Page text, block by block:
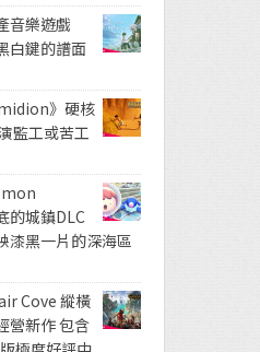
音樂遊戲
白鍵的譜面
》硬核
監工或苦工
的城鎮DLC
漆黑一片的深海區
Cove 縱橫
營新作 包含